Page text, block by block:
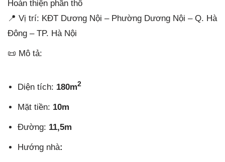
Hoàn thiện phần thô
📍 Vị trí: KĐT Dương Nội – Phường Dương Nội – Q. Hà
Đông – TP. Hà Nội
📜 Mô tả:
Diện tích: 180m2
Mặt tiền: 10m
Đường: 11,5m
Hướng nhà: